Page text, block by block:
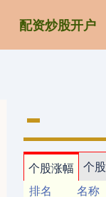
配资炒股开户
个股涨幅 个
排名
名称